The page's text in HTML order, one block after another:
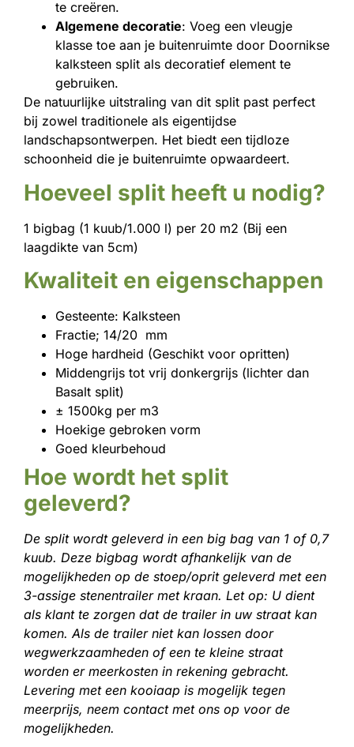
te creëren.
Algemene decoratie: Voeg een vleugje
klasse toe aan je buitenruimte door Doornikse
kalksteen split als decoratief element te
gebruiken.
De natuurlijke uitstraling van dit split past perfect
bij zowel traditionele als eigentijdse
landschapsontwerpen. Het biedt een tijdloze
schoonheid die je buitenruimte opwaardeert.
Hoeveel split heeft u nodig?
1 bigbag (1 kuub/1.000 l) per 20 m2 (Bij een
laagdikte van 5cm)
Kwaliteit en eigenschappen
Gesteente: Kalksteen
Fractie; 14/20 mm
Hoge hardheid (Geschikt voor opritten)
Middengrijs tot vrij donkergrijs (lichter dan
Basalt split)
± 1500kg per m3
Hoekige gebroken vorm
Goed kleurbehoud
Hoe wordt het split
geleverd?
De split wordt geleverd in een big bag van 1 of 0,7
kuub. Deze bigbag wordt afhankelijk van de
mogelijkheden op de stoep/oprit geleverd met een
3-assige stenentrailer met kraan. Let op: U dient
als klant te zorgen dat de trailer in uw straat kan
komen. Als de trailer niet kan lossen door
wegwerkzaamheden of een te kleine straat
worden er meerkosten in rekening gebracht.
Levering met een kooiaap is mogelijk tegen
meerprijs, neem contact met ons op voor de
mogelijkheden.